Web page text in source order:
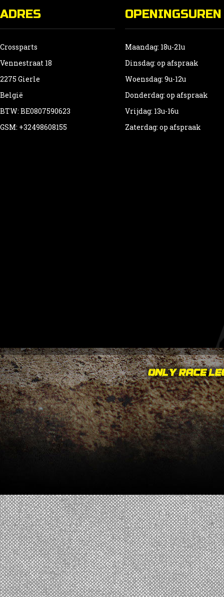
ADRES
Crossparts
Vennestraat 18
2275 Gierle
België
BTW: BE0807590623
GSM: +32498608155
OPENINGSUREN
Maandag: 18u-21u
Dinsdag: op afspraak
Woensdag: 9u-12u
Donderdag: op afspraak
Vrijdag: 13u-16u
Zaterdag: op afspraak